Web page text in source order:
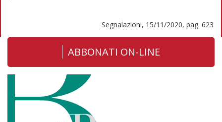
Segnalazioni, 15/11/2020, pag. 623
ABBONATI ON-LINE